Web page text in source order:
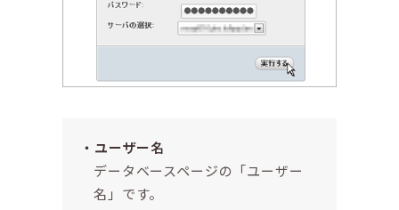
ユーザー名
データベースページの「ユーザー
名」です。